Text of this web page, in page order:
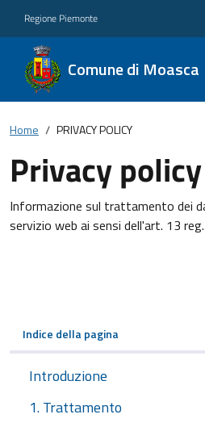
Regione Piemonte
Comune di Moasca
Home PRIVACY POLICY
Privacy policy
Informazione sul trattamento dei
servizio web ai sensi dell'art. 13
Indice della pagina
Introduzione
1. Trattamento